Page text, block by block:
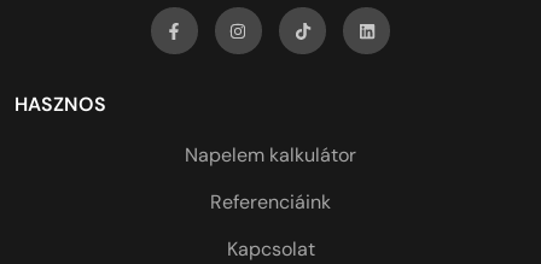
HASZNOS
Napelem kalkulátor
Referenciáink
Kapcsolat